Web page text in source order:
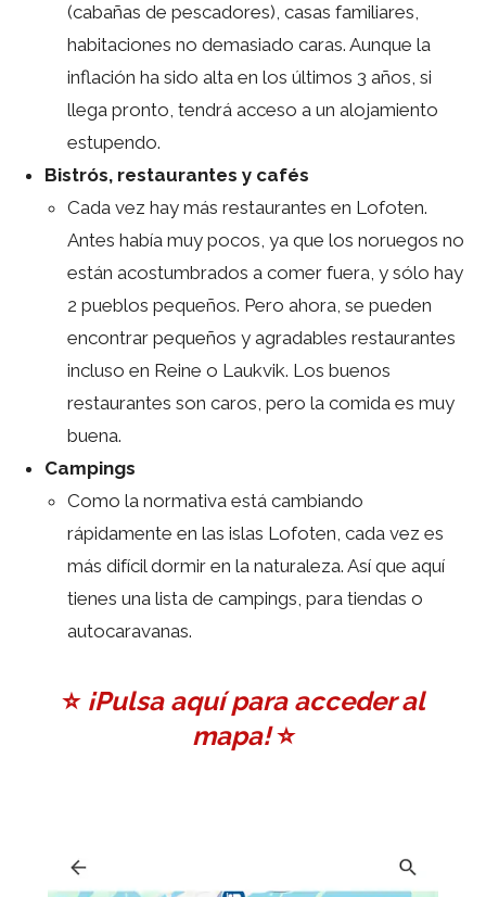
(cabañas de pescadores), casas familiares,
habitaciones no demasiado caras. Aunque la
inflación ha sido alta en los últimos 3 años, si
llega pronto, tendrá acceso a un alojamiento
estupendo.
Bistrós, restaurantes y cafés
Cada vez hay más restaurantes en Lofoten.
Antes había muy pocos, ya que los noruegos no
están acostumbrados a comer fuera, y sólo hay
2 pueblos pequeños. Pero ahora, se pueden
encontrar pequeños y agradables restaurantes
incluso en Reine o Laukvik. Los buenos
restaurantes son caros, pero la comida es muy
buena.
Campings
Como la normativa está cambiando
rápidamente en las islas Lofoten, cada vez es
más difícil dormir en la naturaleza. Así que aquí
tienes una lista de campings, para tiendas o
autocaravanas.
⭐️¡Pulsa aquí para acceder al
mapa!⭐️